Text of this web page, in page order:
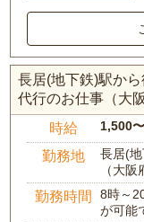
長居(地下鉄)駅か
代行のお仕事（大
時給 1,500
勤務地
長居(
（大
勤務時間
8時～
が可能